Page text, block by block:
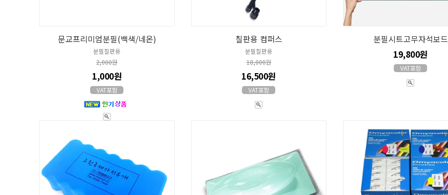
문교프리미엄분필(백색/네온)
분필칠판용
2,000원
1,000원
VAT포함
칠판용 컴퍼스
분필칠판용
18,000원
16,500원
VAT포함
분필시트고무자석보드
19,800원
VAT포함